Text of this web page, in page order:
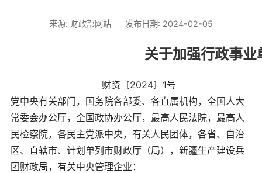
来源: 财政部网站 发布日期: 2024-02-05
关于加强行政事
财资〔2024〕1号
党中央有关部门，国务院各部委、各直属机构，全国人大
常委会办公厅，全国政协办公厅，最高人民法院，最高人
民检察院，各民主党派中央，有关人民团体，各省、自治
区、直辖市、计划单列市财政厅（局），新疆生产建设兵
团财政局，有关中央管理企业：